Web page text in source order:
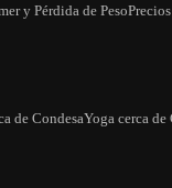
y Pérdida de Peso
de CondesaYoga cerca de